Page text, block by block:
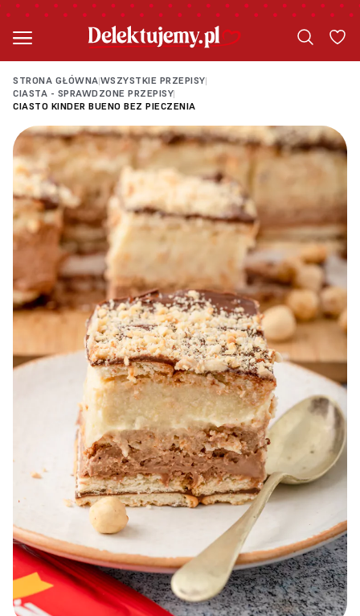
STRONA GŁÓWNA|WSZYSTKIE PRZEPISY|
CIASTA - SPRAWDZONE PRZEPISY|
CIASTO KINDER BUENO BEZ PIECZENIA